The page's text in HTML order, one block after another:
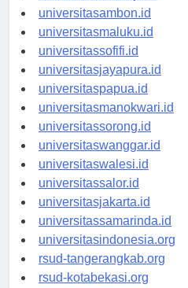
universitasmamuju.id
universitasambon.id
universitasmaluku.id
universitassofifi.id
universitasjayapura.id
universitaspapua.id
universitasmanokwari.id
universitassorong.id
universitaswanggar.id
universitaswalesi.id
universitassalor.id
universitasjakarta.id
universitassamarinda.id
universitasindonesia.org
rsud-tangerangkab.org